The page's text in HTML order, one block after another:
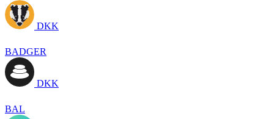
DKK
BADGER
DKK
BAL